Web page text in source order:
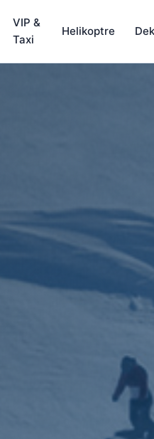
VIP &
Taxi
Helikoptre